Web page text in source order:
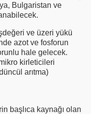
Bulgaristan ve
ve üzeri yükü
azot ve fosforun
hale gelecek.
kirleticileri
arıtma)
başlıca kaynağı olan